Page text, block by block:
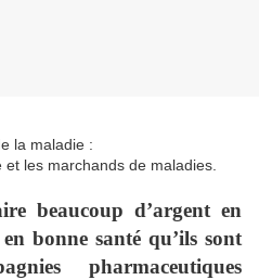
la maladie :
et les marchands de maladies.
beaucoup d’argent en
bonne santé qu’ils sont
pharmaceutiques